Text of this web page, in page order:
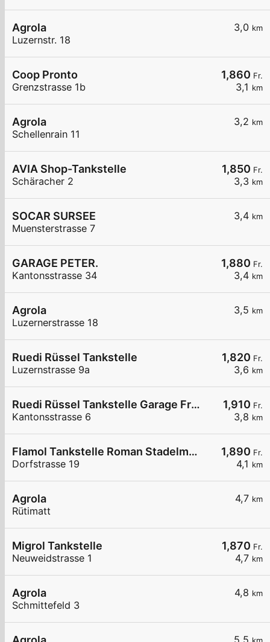
3,0 km
Agrola
Luzernstr. 18
1,860 Fr.
3,1 km
Coop Pronto
Grenzstrasse 1b
3,2 km
Agrola
Schellenrain 11
1,850 Fr.
3,3 km
AVIA Shop-Tankstelle
Schäracher 2
3,4 km
SOCAR SURSEE
Muensterstrasse 7
1,880 Fr.
3,4 km
GARAGE PETER.
Kantonsstrasse 34
3,5 km
Agrola
Luzernerstrasse 18
1,820 Fr.
3,6 km
Ruedi Rüssel Tankstelle
Luzernstrasse 9a
1,910 Fr.
3,8 km
Ruedi Rüssel Tankstelle Garage Franz Wey
Kantonsstrasse 6
1,890 Fr.
4,1 km
Flamol Tankstelle Roman Stadelmann
Dorfstrasse 19
4,7 km
Agrola
Rütimatt
1,870 Fr.
4,7 km
Migrol Tankstelle
Neuweidstrasse 1
4,8 km
Agrola
Schmittefeld 3